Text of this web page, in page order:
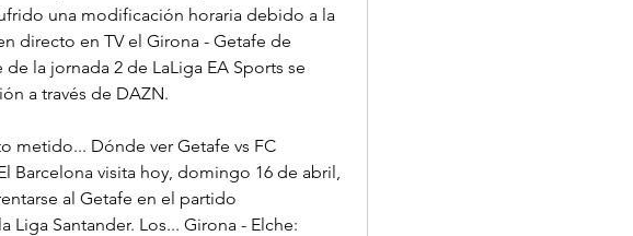
una modificación horaria debido a la
directo en TV el Girona - Getafe de
la jornada 2 de LaLiga EA Sports se
a través de DAZN.
metido... Dónde ver Getafe vs FC
Barcelona visita hoy, domingo 16 de abril,
al Getafe en el partido
Santander. Los... Girona - Elche: